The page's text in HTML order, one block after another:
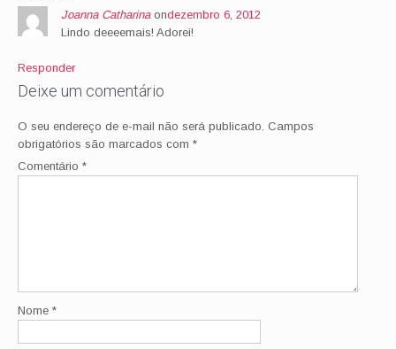
Joanna Catharinaondezembro 6, 2012
Lindo deeeemais! Adorei!
Responder
Deixe um comentário
O seu endereço de e-mail não será publicado. Campos
obrigatórios são marcados com *
Comentário *
Nome *